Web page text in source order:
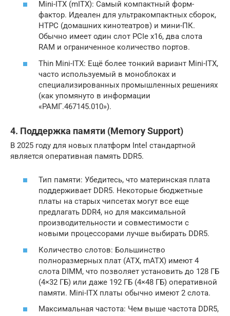
Mini-ITX (mITX): Самый компактный форм-
фактор. Идеален для ультракомпактных сборок,
HTPC (домашних кинотеатров) и мини-ПК.
Обычно имеет один слот PCIe x16, два слота
RAM и ограниченное количество портов.
Thin Mini-ITX: Ещё более тонкий вариант Mini-ITX,
часто используемый в моноблоках и
специализированных промышленных решениях
(как упомянуто в информации
«РАМГ.467145.010»).
4. Поддержка памяти (Memory Support)
В 2025 году для новых платформ Intel стандартной
является оперативная память DDR5.
Тип памяти: Убедитесь, что материнская плата
поддерживает DDR5. Некоторые бюджетные
платы на старых чипсетах могут все еще
предлагать DDR4, но для максимальной
производительности и совместимости с
новыми процессорами лучше выбирать DDR5.
Количество слотов: Большинство
полноразмерных плат (ATX, mATX) имеют 4
слота DIMM, что позволяет установить до 128 ГБ
(4×32 ГБ) или даже 192 ГБ (4×48 ГБ) оперативной
памяти. Mini-ITX платы обычно имеют 2 слота.
Максимальная частота: Чем выше частота DDR5,